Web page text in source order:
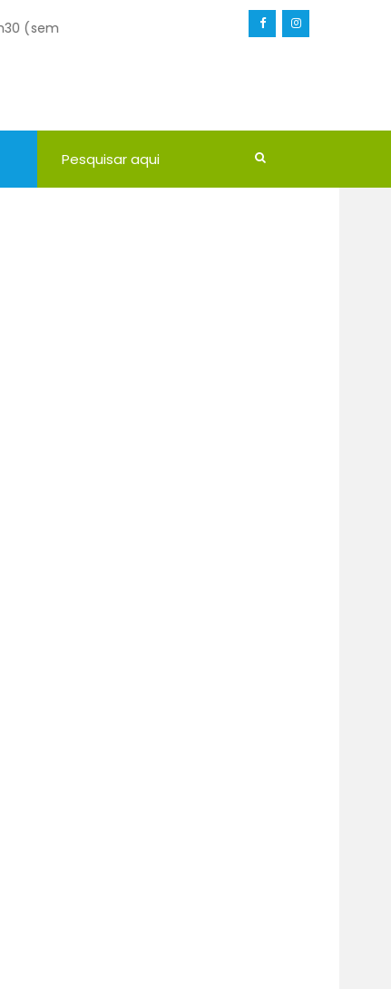
Requerimentos